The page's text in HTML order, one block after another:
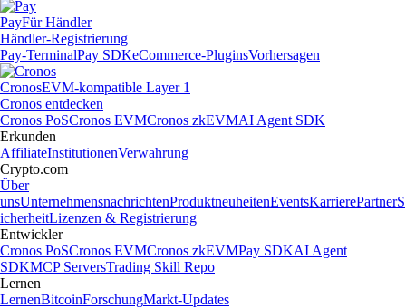
PayFür Händler
Händler-Registrierung
Pay-TerminalPay SDKeCommerce-PluginsVorhersagen
CronosEVM-kompatible Layer 1
Cronos entdecken
Cronos PoSCronos EVMCronos zkEVMAI Agent SDK
Erkunden
AffiliateInstitutionenVerwahrung
Crypto.com
Über
unsUnternehmensnachrichtenProduktneuheitenEventsKarrierePartnerS
icherheitLizenzen & Registrierung
Entwickler
Cronos PoSCronos EVMCronos zkEVMPay SDKAI Agent
SDKMCP ServersTrading Skill Repo
Lernen
LernenBitcoinForschungMarkt-Updates